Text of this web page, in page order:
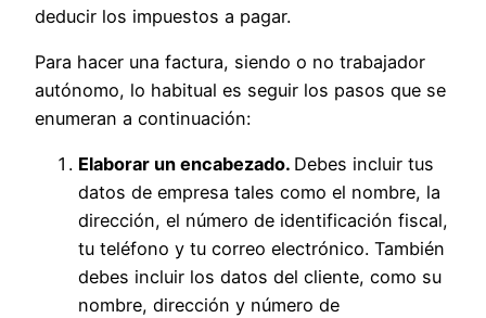
deducir los impuestos a pagar.
Para hacer una factura, siendo o no trabajador
autónomo, lo habitual es seguir los pasos que se
enumeran a continuación:
Elaborar un encabezado. Debes incluir tus
datos de empresa tales como el nombre, la
dirección, el número de identificación fiscal,
tu teléfono y tu correo electrónico. También
debes incluir los datos del cliente, como su
nombre, dirección y número de